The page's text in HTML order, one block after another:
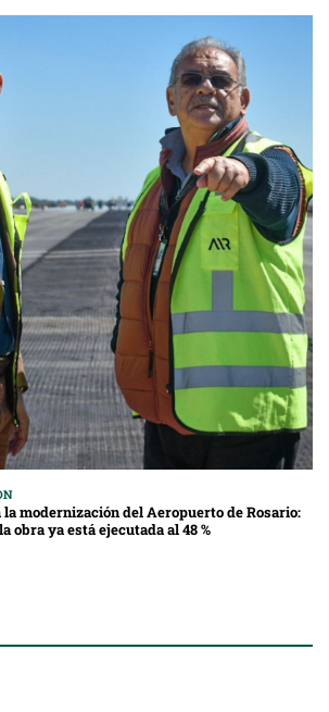
modernización del Aeropuerto de Rosario:
obra ya está ejecutada al 48 %